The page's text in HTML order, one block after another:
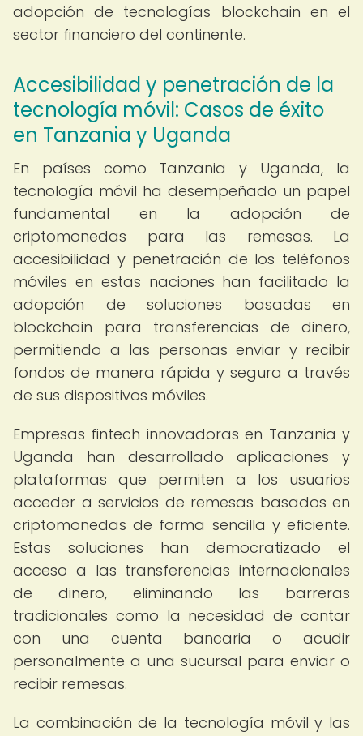
adopción de tecnologías blockchain en el
sector financiero del continente.
Accesibilidad y penetración de la
tecnología móvil: Casos de éxito
en Tanzania y Uganda
En países como Tanzania y Uganda, la
tecnología móvil ha desempeñado un papel
fundamental en la adopción de
criptomonedas para las remesas. La
accesibilidad y penetración de los teléfonos
móviles en estas naciones han facilitado la
adopción de soluciones basadas en
blockchain para transferencias de dinero,
permitiendo a las personas enviar y recibir
fondos de manera rápida y segura a través
de sus dispositivos móviles.
Empresas fintech innovadoras en Tanzania y
Uganda han desarrollado aplicaciones y
plataformas que permiten a los usuarios
acceder a servicios de remesas basados en
criptomonedas de forma sencilla y eficiente.
Estas soluciones han democratizado el
acceso a las transferencias internacionales
de dinero, eliminando las barreras
tradicionales como la necesidad de contar
con una cuenta bancaria o acudir
personalmente a una sucursal para enviar o
recibir remesas.
La combinación de la tecnología móvil y las